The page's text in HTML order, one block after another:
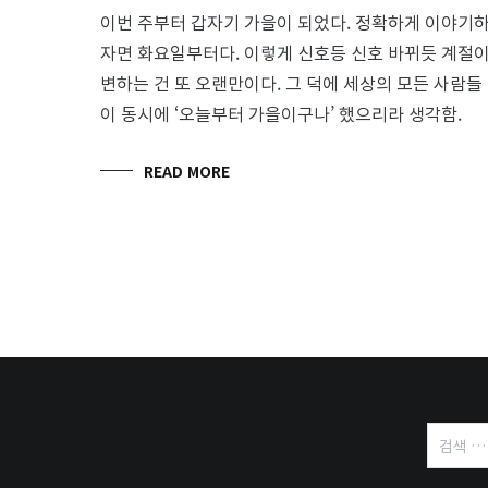
이번 주부터 갑자기 가을이 되었다. 정확하게 이야기
자면 화요일부터다. 이렇게 신호등 신호 바뀌듯 계절
변하는 건 또 오랜만이다. 그 덕에 세상의 모든 사람들
이 동시에 ‘오늘부터 가을이구나’ 했으리라 생각함.
READ MORE
검
색: